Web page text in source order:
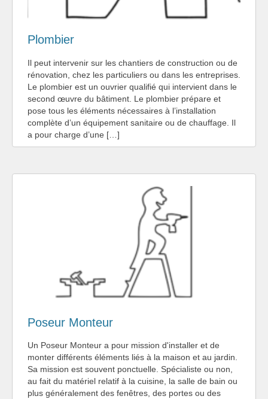
Plombier
Il peut intervenir sur les chantiers de construction ou de
rénovation, chez les particuliers ou dans les entreprises.
Le plombier est un ouvrier qualifié qui intervient dans le
second œuvre du bâtiment. Le plombier prépare et
pose tous les éléments nécessaires à l’installation
complète d’un équipement sanitaire ou de chauffage. Il
a pour charge d’une […]
Poseur Monteur
Un Poseur Monteur a pour mission d'installer et de
monter différents éléments liés à la maison et au jardin.
Sa mission est souvent ponctuelle. Spécialiste ou non,
au fait du matériel relatif à la cuisine, la salle de bain ou
plus généralement des fenêtres, des portes ou des